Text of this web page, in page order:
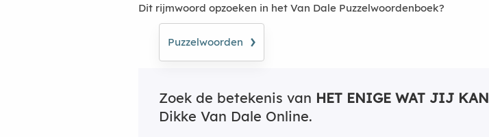
Dit rijmwoord opzoeken in het Van Dale Puzzelwoordenboek?
Puzzelwoorden ›
Zoek de betekenis van HET ENIGE WAT JIJ KAN
Dikke Van Dale Online.